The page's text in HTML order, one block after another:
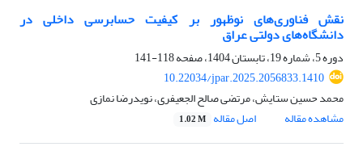
نقش فناورى‌هاى نوظهور بر کیفیت حسابرسی داخلی در
دانشگاه‌های دولتی عراق
دوره 5، شماره 19، تابستان 1404، صفحه
118-141
10.22034/jpar.2025.2056833.1410
محمد حسین ستایش، مرتضی صالح الجعیفری، نویدرضا نمازی
مشاهده مقاله
اصل مقاله 1.02 M